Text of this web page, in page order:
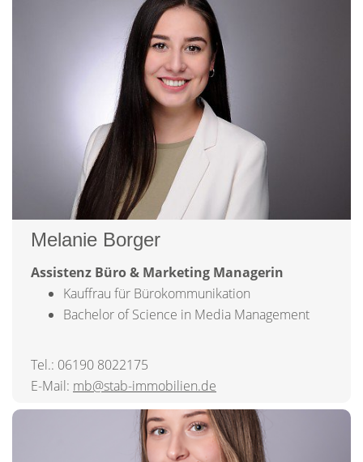
Melanie Borger
Assistenz Büro & Marketing Managerin
Kauffrau für Bürokommunikation
Bachelor of Science in Media Management
Tel.: 06190 8022175
E-Mail: mb@stab-immobilien.de